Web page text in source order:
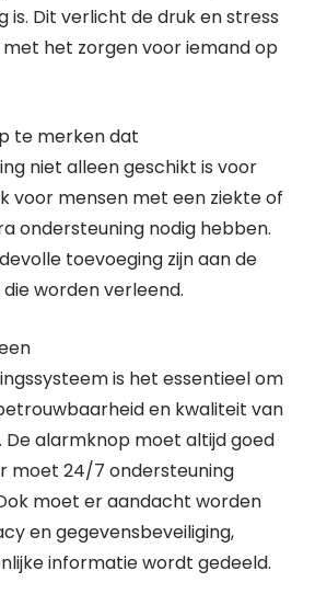
is. Dit verlicht de druk en stress
het zorgen voor iemand op
te merken dat
niet alleen geschikt is voor
voor mensen met een ziekte of
ondersteuning nodig hebben.
toevoeging zijn aan de
worden verleend.
is het essentieel om
en kwaliteit van
De alarmknop moet altijd goed
moet 24/7 ondersteuning
moet er aandacht worden
en gegevensbeveiliging,
informatie wordt gedeeld.